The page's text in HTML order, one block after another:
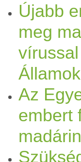
Újabb
meg
Az
embert